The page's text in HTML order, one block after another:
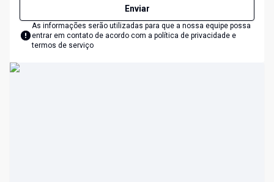
Enviar
As informações serão utilizadas para que a nossa equipe possa
entrar em contato de acordo com a política de privacidade e
termos de serviço